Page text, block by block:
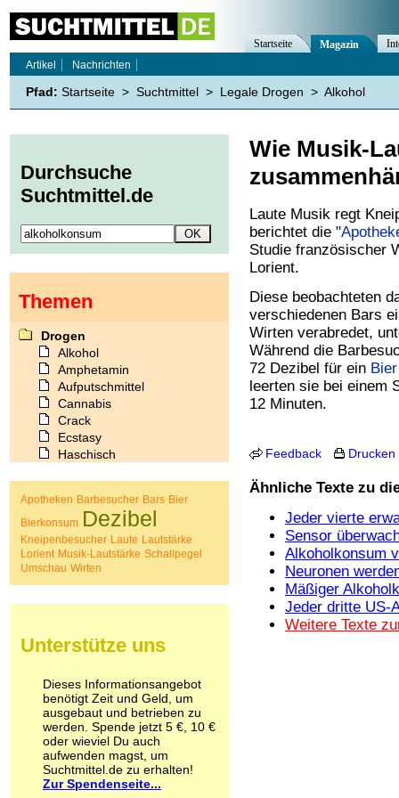
Wie Musik-
Laute Musik regt
berichtet die "
Studie französischer
Lorient.
Diese beobachteten
verschiedenen Bars
Wirten verabredet,
Während die
72 Dezibel für ein Bier
leerten sie bei einem
12 Minuten.
Feedback Drucken
Ähnliche Texte zu
Jeder vierte
Sensor
Alkoholkonsum
Neuronen
Mäßiger
Jeder dritte US-
Weitere Texte
Startseite Magazin
Artikel
Nachrichten
Pfad: Startseite > Suchtmittel > Legale Drogen > Alkohol
Durchsuche
Suchtmittel.de
Themen
Drogen
Alkohol
Amphetamin
Aufputschmittel
Cannabis
Crack
Ecstasy
Haschisch
Koffein
Kokain
Lachgas
LSD
Marihuana
Medikamente
Meskalin
Methadon
Morphin
Nikotin
Opium
Pilze
Poppers
Psychopharmaka
Schlafmittel
Schmerzmittel
Apotheken Barbesucher Bars Bier
Bierkonsum Dezibel
Kneipenbesucher Laute Lautstärke
Lorient Musik-Lautstärke Schallpegel
Umschau Wirten
Unterstütze uns
Dieses Informationsangebot
benötigt Zeit und Geld, um
ausgebaut und betrieben zu
werden. Spende jetzt 5 €, 10 €
oder wieviel Du auch
aufwenden magst, um
Suchtmittel.de zu erhalten!
Zur Spendenseite...